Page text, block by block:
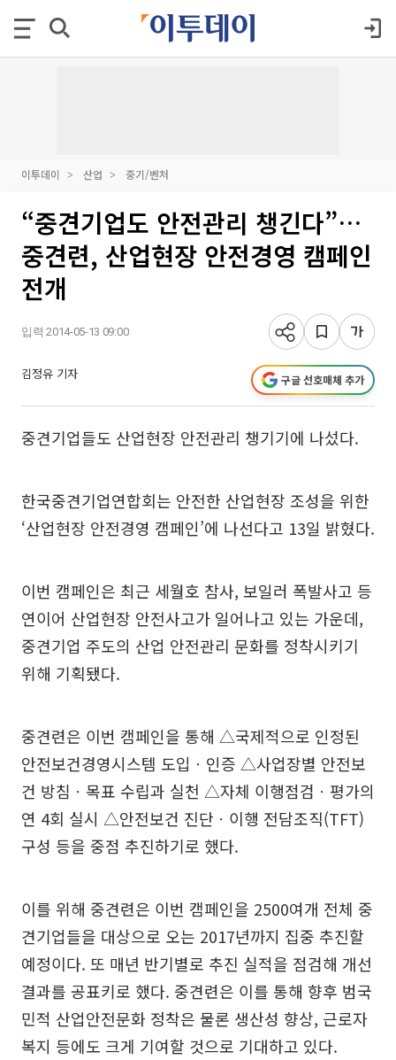
이투데이 산업 중기/벤처
“중견기업도 안전관리 챙긴다”…
중견련, 산업현장 안전경영 캠페인
전개
입력 2014-05-13 09:00
김정유 기자 구글 선호매체 추가
중견기업들도 산업현장 안전관리 챙기기에 나섰다.
한국중견기업연합회는 안전한 산업현장 조성을 위한
‘산업현장 안전경영 캠페인’에 나선다고 13일 밝혔다.
이번 캠페인은 최근 세월호 참사, 보일러 폭발사고 등
연이어 산업현장 안전사고가 일어나고 있는 가운데,
중견기업 주도의 산업 안전관리 문화를 정착시키기
위해 기획됐다.
중견련은 이번 캠페인을 통해 △국제적으로 인정된
안전보건경영시스템 도입ㆍ인증 △사업장별 안전보
건 방침ㆍ목표 수립과 실천 △자체 이행점검ㆍ평가의
연 4회 실시 △안전보건 진단ㆍ이행 전담조직(TFT)
구성 등을 중점 추진하기로 했다.
이를 위해 중견련은 이번 캠페인을 2500여개 전체 중
견기업들을 대상으로 오는 2017년까지 집중 추진할
예정이다. 또 매년 반기별로 추진 실적을 점검해 개선
결과를 공표키로 했다. 중견련은 이를 통해 향후 범국
민적 산업안전문화 정착은 물론 생산성 향상, 근로자
복지 등에도 크게 기여할 것으로 기대하고 있다.